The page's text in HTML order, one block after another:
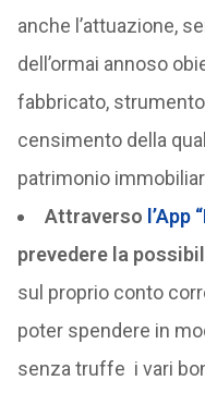
anche l’attuazione,
dell’ormai annoso
fabbricato,
censimento della
patrimonio
Attraverso l’App
prevedere la
sul proprio conto
poter spendere in
senza truffe i vari